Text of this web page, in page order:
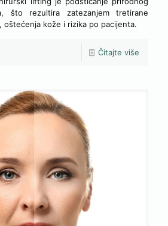
što rezultira zatezanjem tretirane
oštećenja kože i rizika po pacijenta.
Čitajte više